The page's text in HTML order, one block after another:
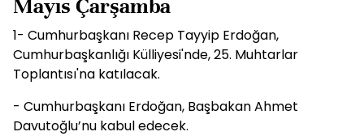
Mayıs Çarşamba
1- Cumhurbaşkanı Recep Tayyip Erdoğan,
Cumhurbaşkanlığı Külliyesi'nde, 25. Muhtarlar
Toplantısı'na katılacak.
- Cumhurbaşkanı Erdoğan, Başbakan Ahmet
Davutoğlu’nu kabul edecek.